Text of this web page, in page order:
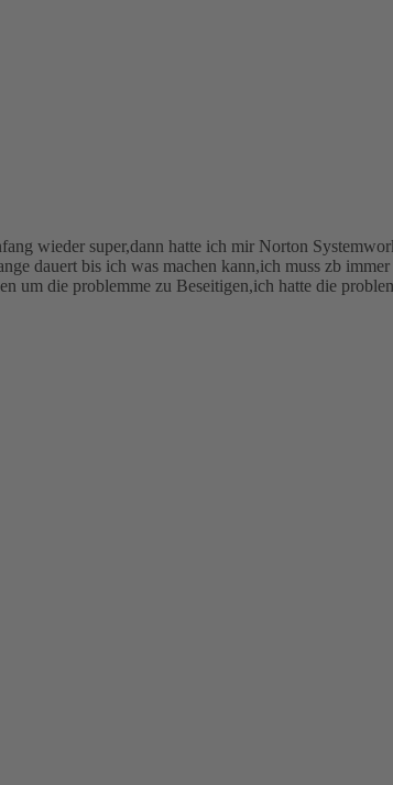
wieder super,dann hatte ich mir Norton
bis ich was machen kann,ich muss zb
um die problemme zu Beseitigen,ich hatte die